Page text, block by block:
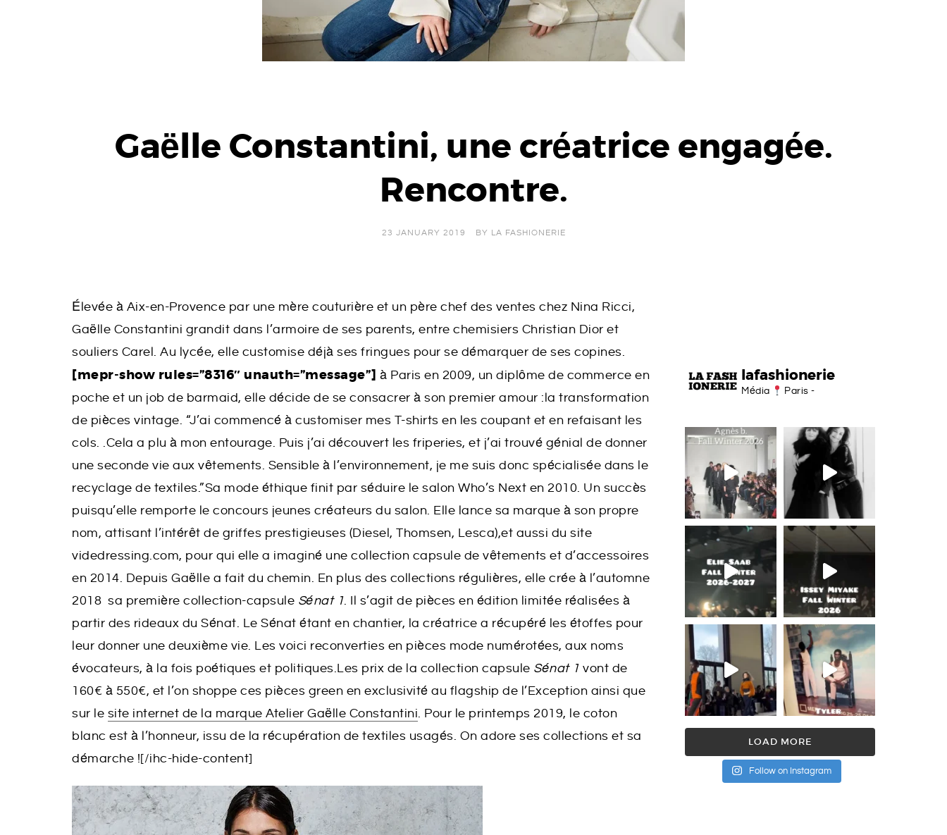
Gaëlle Constantini, une créatrice engagée.
Rencontre.
23 JANUARY 2019 BY LA FASHIONERIE
Élevée à Aix-en-Provence par une mère couturière et un père chef des ventes chez Nina Ricci,
Gaëlle Constantini grandit dans l’armoire de ses parents, entre chemisiers Christian Dior et
souliers Carel. Au lycée, elle customise déjà ses fringues pour se démarquer de ses copines.
[mepr-show rules=”8316″ unauth=”message”] à Paris en 2009, un diplôme de commerce en
poche et un job de barmaid, elle décide de se consacrer à son premier amour :la transformation
de pièces vintage. “J’ai commencé à customiser mes T-shirts en les coupant et en refaisant les
cols. .Cela a plu à mon entourage. Puis j’ai découvert les friperies, et j’ai trouvé génial de donner
une seconde vie aux vêtements. Sensible à l’environnement, je me suis donc spécialisée dans le
recyclage de textiles.”Sa mode éthique finit par séduire le salon Who’s Next en 2010. Un succès
puisqu’elle remporte le concours jeunes créateurs du salon. Elle lance sa marque à son propre
nom, attisant l’intérêt de griffes prestigieuses (Diesel, Thomsen, Lesca),et aussi du site
videdressing.com, pour qui elle a imaginé une collection capsule de vêtements et d’accessoires
en 2014. Depuis Gaëlle a fait du chemin. En plus des collections régulières, elle crée à l’automne
2018 sa première collection-capsule Sénat 1 . Il s’agit de pièces en édition limitée réalisées à
partir des rideaux du Sénat. Le Sénat étant en chantier, la créatrice a récupéré les étoffes pour
leur donner une deuxième vie. Les voici reconverties en pièces mode numérotées, aux noms
évocateurs, à la fois poétiques et politiques.Les prix de la collection capsule Sénat 1 vont de
160€ à 550€, et l’on shoppe ces pièces green en exclusivité au flagship de l’Exception ainsi que
sur le site internet de la marque Atelier Gaëlle Constantini . Pour le printemps 2019, le coton
blanc est à l’honneur, issu de la récupération de textiles usagés. On adore ses collections et sa
démarche ![/ihc-hide-content]
lafashionerie
Média Paris -
LOAD MORE
Follow on Instagram